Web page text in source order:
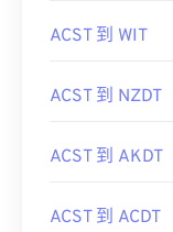
ACST 到 WIT
ACST 到 NZDT
ACST 到 AKDT
ACST 到 ACDT